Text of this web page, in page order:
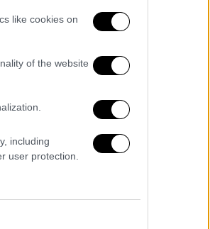
like cookies on
of the website
including
user protection.
τα